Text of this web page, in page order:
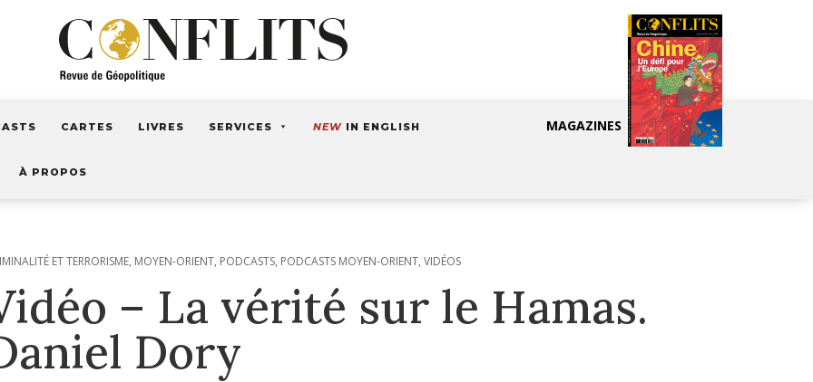
CARTES LIVRES SERVICES NEW IN ENGLISH
À PROPOS
MAGAZINES
ET TERRORISME, MOYEN-ORIENT, PODCASTS, PODCASTS MOYEN-ORIENT,VIDÉOS
– La vérité sur le Hamas.
Dory